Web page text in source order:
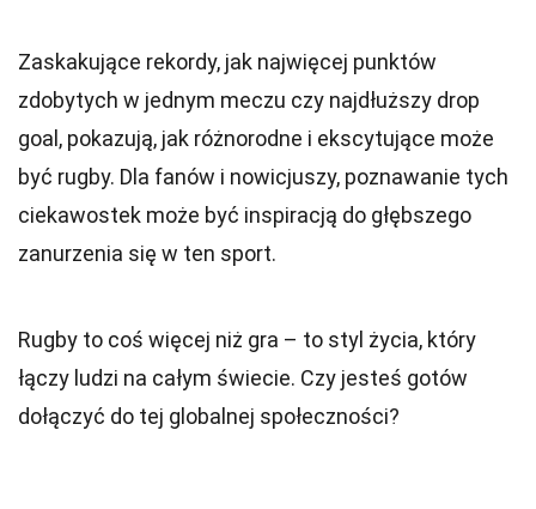
Zaskakujące rekordy, jak najwięcej punktów
zdobytych w jednym meczu czy najdłuższy drop
goal, pokazują, jak różnorodne i ekscytujące może
być rugby. Dla fanów i nowicjuszy, poznawanie tych
ciekawostek może być inspiracją do głębszego
zanurzenia się w ten sport.
Rugby to coś więcej niż gra – to styl życia, który
łączy ludzi na całym świecie. Czy jesteś gotów
dołączyć do tej globalnej społeczności?